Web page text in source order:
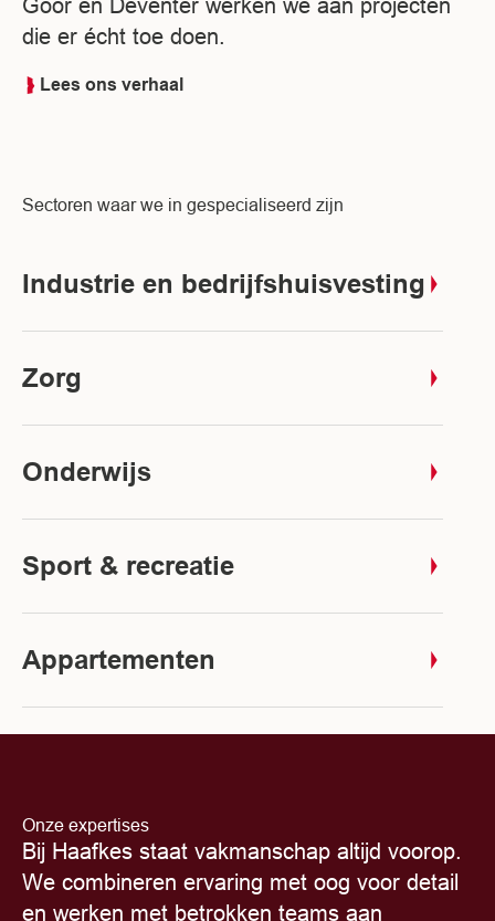
die er écht toe doen.
Lees ons verhaal
Sectoren waar we in gespecialiseerd zijn
Industrie en bedrijfshuisvesting
Zorg
Onderwijs
Sport & recreatie
Appartementen
Onze expertises
Bij Haafkes staat vakmanschap altijd voorop.
We combineren ervaring met oog voor detail
en werken met betrokken teams aan